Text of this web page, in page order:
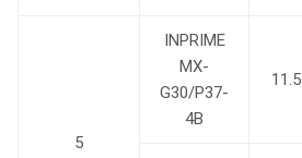
5
INPRIME
MX-
G30/P37-
4B
11.5